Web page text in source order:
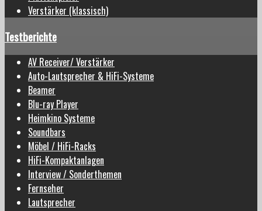
Verstärker (klassisch)
Testberichte
AV Receiver/ Verstärker
Auto-Lautsprecher & HiFi-Systeme
Beamer
Blu-ray Player
Heimkino Systeme
Soundbars
Möbel / HiFi-Racks
HiFi-Kompaktanlagen
Interview / Sonderthemen
Fernseher
Lautsprecher